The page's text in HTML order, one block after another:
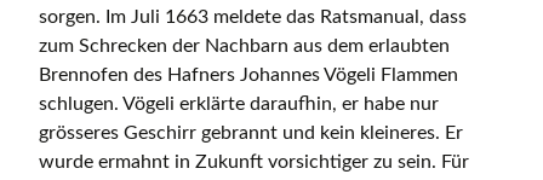
sorgen. Im Juli 1663 meldete das Ratsmanual, dass
zum Schrecken der Nachbarn aus dem erlaubten
Brennofen des Hafners Johannes Vögeli Flammen
schlugen. Vögeli erklärte daraufhin, er habe nur
grösseres Geschirr gebrannt und kein kleineres. Er
wurde ermahnt in Zukunft vorsichtiger zu sein. Für